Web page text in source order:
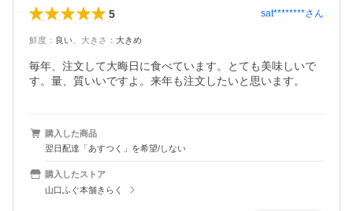
5 sat********さん
鮮度 ： 良い 大きさ ： 大きめ
毎年、注文して大晦日に食べています。とても美味しいで
す。量、質いいですよ。来年も注文したいと思います。
購入した商品
翌日配達「あすつく」を希望/しない
購入したストア
山口ふぐ本舗きらく